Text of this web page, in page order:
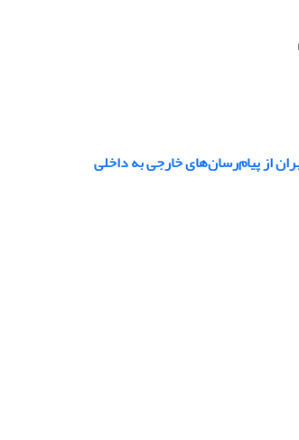
از پیام‌رسان‌های خارجی به داخلی